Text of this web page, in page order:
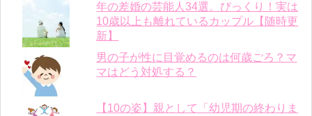
年の差婚の芸能人34選。びっくり！実は
10歳以上も離れているカップル【随時更
新】
男の子が性に目覚めるのは何歳ごろ？マ
マはどう対処する？
【10の姿】親として「幼児期の終わりま